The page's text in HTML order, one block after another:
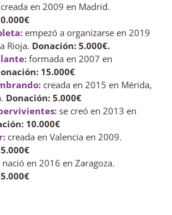
creada en 2009 en Madrid.
empezó a organizarse en 2019
Rioja. Donación: 5.000€.
formada en 2007 en
15.000€
creada en 2015 en Mérida,
Donación: 5.000€
se creó en 2013 en
10.000€
creada en Valencia en 2009.
nació en 2016 en Zaragoza.